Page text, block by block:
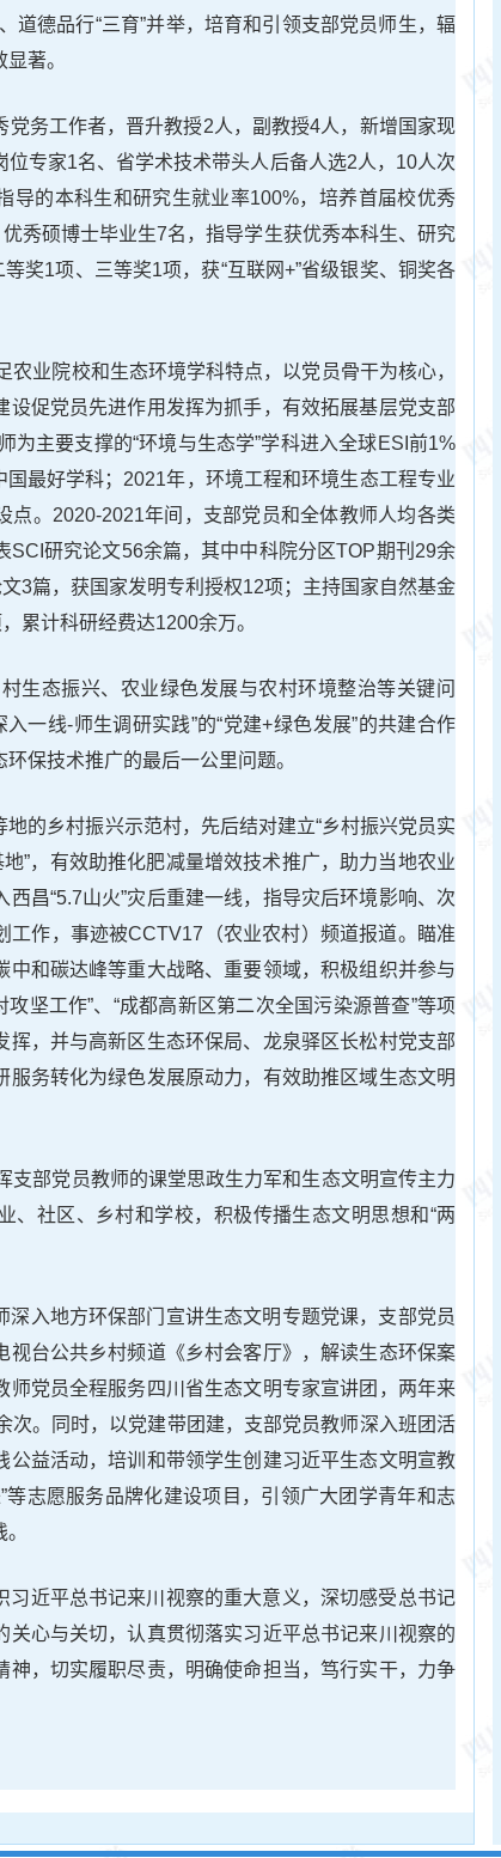
道德品行“三育”并举，培育和引领支部党员师生，辐
著。
党务工作者，晋升教授2人，副教授4人，新增国家现
专家1名、省学术技术带头人后备人选2人，10人次
导的本科生和研究生就业率100%，培养首届校优秀
秀硕博士毕业生7名，指导学生获优秀本科生、研究
奖1项、三等奖1项，获“互联网+”省级银奖、铜奖各
农业院校和生态环境学科特点，以党员骨干为核心，
设促党员先进作用发挥为抓手，有效拓展基层党支部
为主要支撑的“环境与生态学”学科进入全球ESI前1%
国最好学科；2021年，环境工程和环境生态工程专业
点。2020-2021年间，支部党员和全体教师人均各类
SCI研究论文56余篇，其中中科院分区TOP期刊29余
3篇，获国家发明专利授权12项；主持国家自然基金
累计科研经费达1200余万。
生态振兴、农业绿色发展与农村环境整治等关键问
一线-师生调研实践”的“党建+绿色发展”的共建合作
保技术推广的最后一公里问题。
的乡村振兴示范村，先后结对建立“乡村振兴党员实
”，有效助推化肥减量增效技术推广，助力当地农业
昌“5.7山火”灾后重建一线，指导灾后环境影响、次
工作，事迹被CCTV17（农业农村）频道报道。瞄准
中和碳达峰等重大战略、重要领域，积极组织并参与
攻坚工作”、“成都高新区第二次全国污染源普查”等项
挥，并与高新区生态环保局、龙泉驿区长松村党支部
务转化为绿色发展原动力，有效助推区域生态文明
支部党员教师的课堂思政生力军和生态文明宣传主力
、社区、乡村和学校，积极传播生态文明思想和“两
深入地方环保部门宣讲生态文明专题党课，支部党员
视台公共乡村频道《乡村会客厅》，解读生态环保案
师党员全程服务四川省生态文明专家宣讲团，两年来
次。同时，以党建带团建，支部党员教师深入班团活
公益活动，培训和带领学生创建习近平生态文明宣教
等志愿服务品牌化建设项目，引领广大团学青年和志
习近平总书记来川视察的重大意义，深切感受总书记
关心与关切，认真贯彻落实习近平总书记来川视察的
神，切实履职尽责，明确使命担当，笃行实干，力争